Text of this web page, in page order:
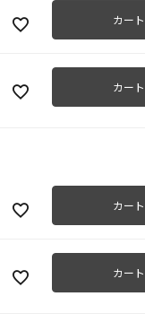
カー
カー
カー
カー